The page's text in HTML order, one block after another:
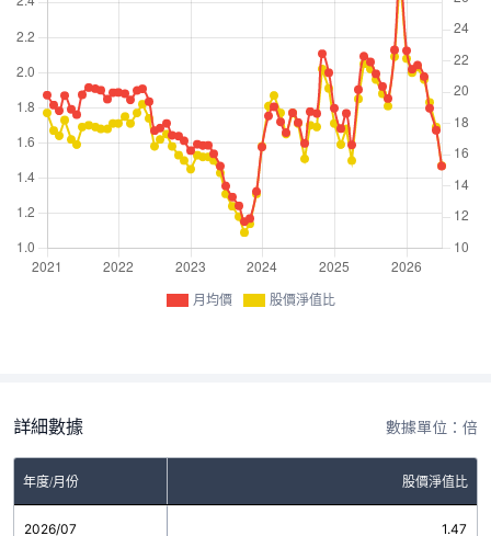
月均價 股價淨值比
詳細數據 數據單位：倍
年度/月份 股價淨值比
2026/07 1.47